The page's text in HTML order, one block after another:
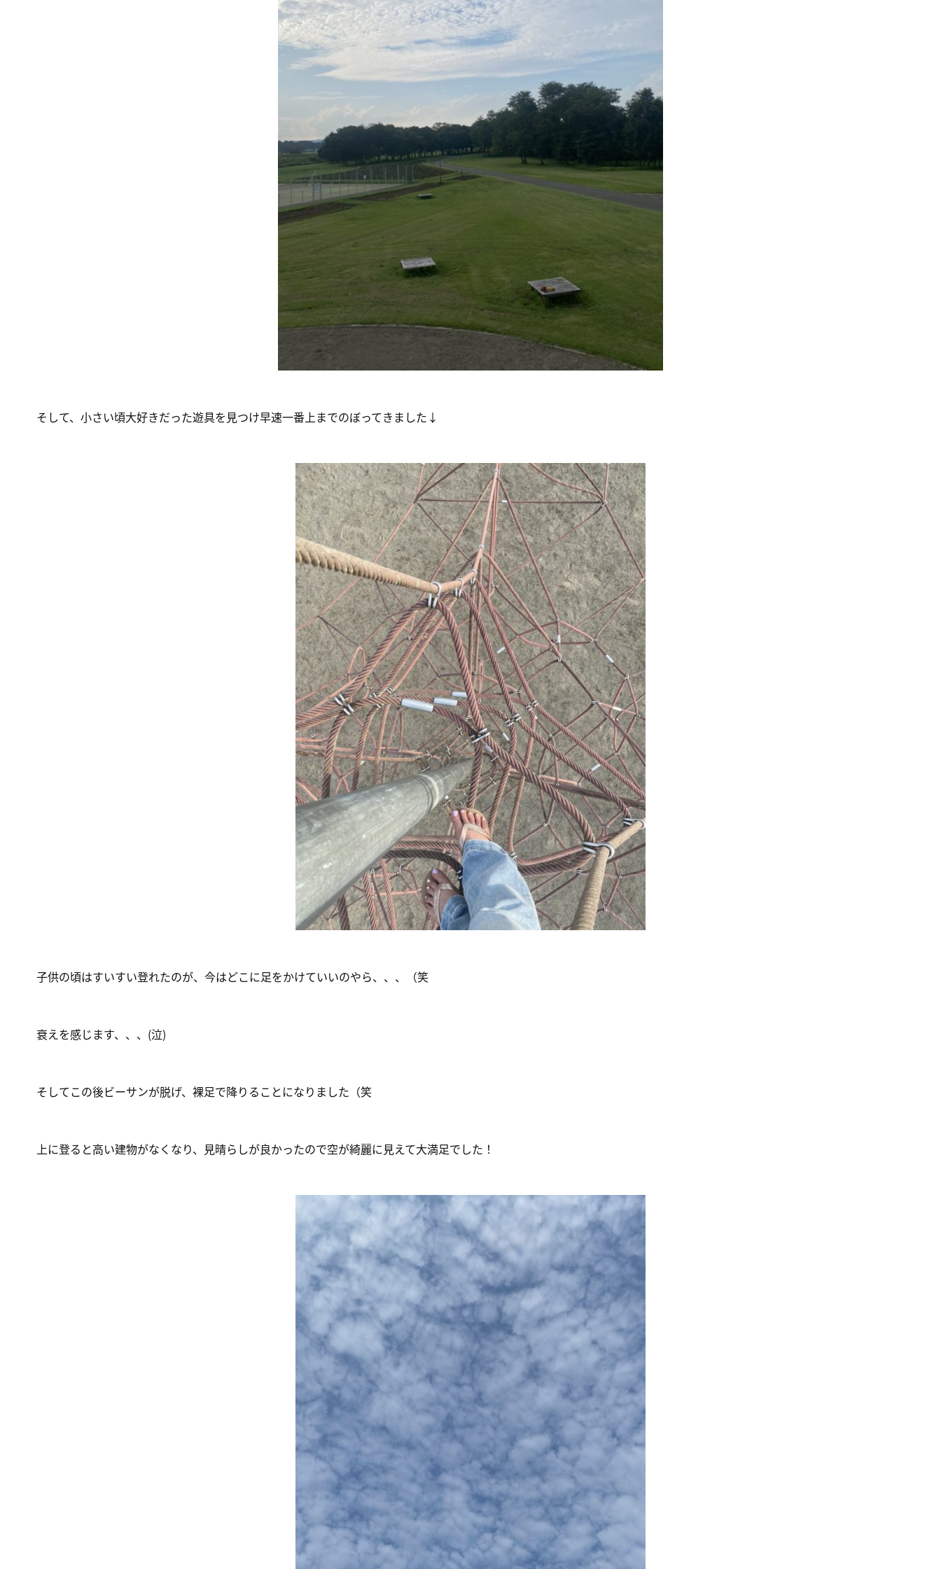
そして、小さい頃大好きだった遊具を見つけ早速一番上までのぼってきました↓
子供の頃はすいすい登れたのが、今はどこに足をかけていいのやら、、、（笑
衰えを感じます、、、(泣)
そしてこの後ビーサンが脱げ、裸足で降りることになりました（笑
上に登ると高い建物がなくなり、見晴らしが良かったので空が綺麗に見えて大満足でした！